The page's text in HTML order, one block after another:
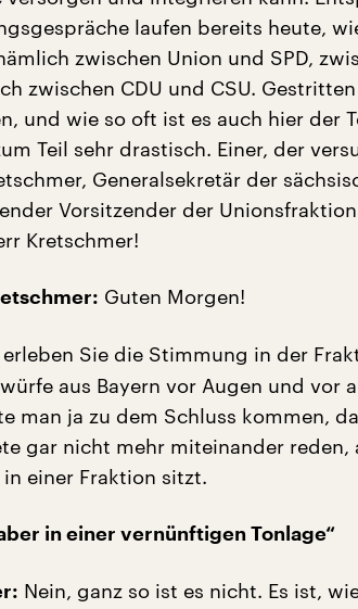
laufen bereits heute,
zwischen Union und SPD,
zwischen CDU und CSU.
und wie so oft ist es auch hier der
Teil sehr drastisch. Einer, der
Generalsekretär der
Vorsitzender der
Kretschmer!
Guten Morgen!
erleben Sie die Stimmung in der
aus Bayern vor Augen und vor
man ja zu dem Schluss kommen,
gar nicht mehr miteinander reden,
in einer Fraktion sitzt.
in einer vernünftigen Tonlage“
Nein, ganz so ist es nicht. Es ist,